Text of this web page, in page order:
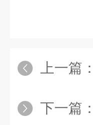
上一篇：
下一篇：